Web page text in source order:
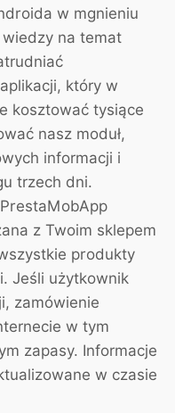
w mgnieniu
na temat
który w
kosztować tysiące
nasz moduł,
informacji i
trzech dni.
z Twoim sklepem
produkty
Jeśli użytkownik
zamówienie
w tym
zapasy. Informacje
w czasie